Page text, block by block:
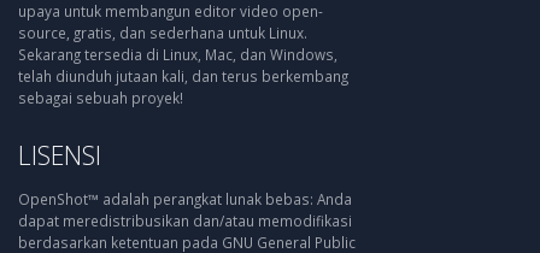
upaya untuk membangun editor video open-
source, gratis, dan sederhana untuk Linux.
Sekarang tersedia di Linux, Mac, dan Windows,
telah diunduh jutaan kali, dan terus berkembang
sebagai sebuah proyek!
LISENSI
OpenShot™ adalah perangkat lunak bebas: Anda
dapat meredistribusikan dan/atau memodifikasi
berdasarkan ketentuan pada GNU General Public